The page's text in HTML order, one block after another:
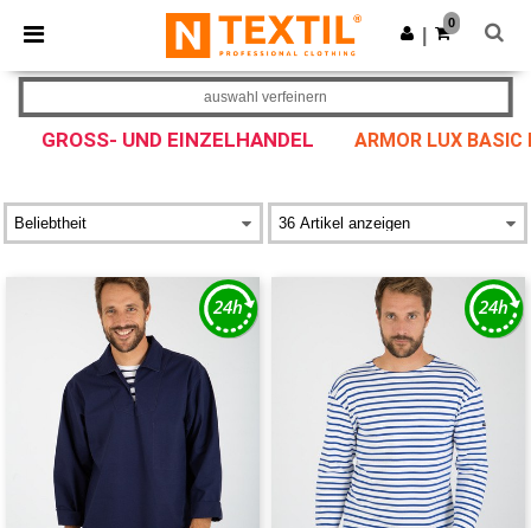
× Ntextil App
Bessere Preise in der App!
App holen
0
GROSS- UND EINZELHANDEL ARMOR LUX BASIC
auswahl verfeinern